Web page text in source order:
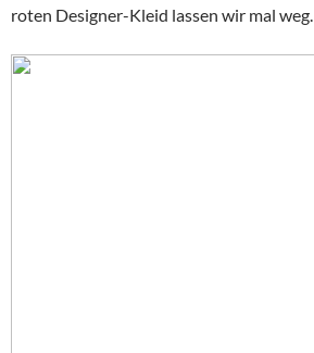
roten Designer-Kleid lassen wir mal weg.